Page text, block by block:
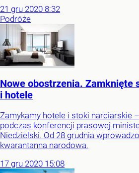
21 gru 2020 8:32
Podróże
Nowe obostrzenia. Zamknięte
i hotele
Zamykamy hotele i stoki narciarskie
podczas konferencji prasowej
Niedzielski. Od 28 grudnia
kwarantanna narodowa.
17 gru 2020 15:08